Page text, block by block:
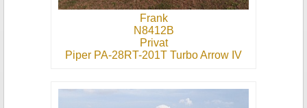
Frank
N8412B
Privat
Piper PA-28RT-201T Turbo Arrow IV